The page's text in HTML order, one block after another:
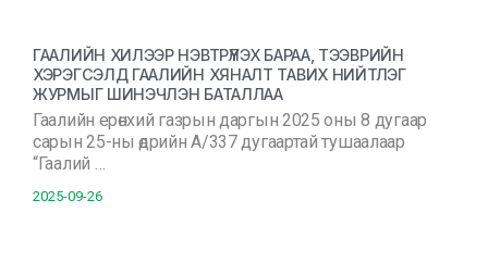
ГААЛИЙН ХИЛЭЭР НЭВТРҮҮЛЭХ БАРАА, ТЭЭВРИЙН
ХЭРЭГСЭЛД ГААЛИЙН ХЯНАЛТ ТАВИХ НИЙТЛЭГ
ЖУРМЫГ ШИНЭЧЛЭН БАТАЛЛАА
Гаалийн ерөнхий газрын даргын 2025 оны 8 дугаар
сарын 25-ны өдрийн А/337 дугаартай тушаалаар
“Гаалий …
2025-09-26